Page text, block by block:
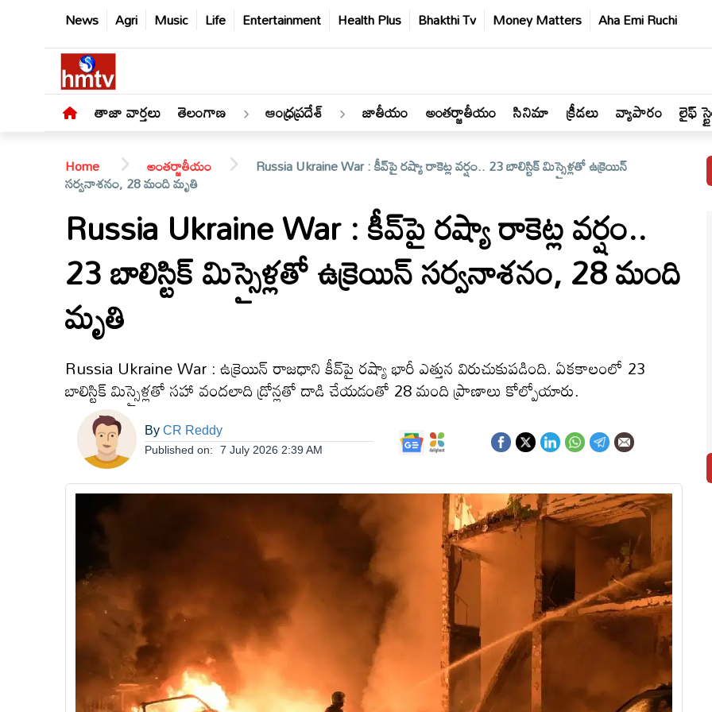
News Agri Music Life Entertainment Health Plus Bhakthi Tv Money Matters Aha Emi Ruchi
తాజా వార్తలు తెలంగాణ ఆంధ్రప్రదేశ్ జాతీయం అంతర్జాతీయం సినిమా క్రీడలు వ్యాపారం లైఫ్
తెలంగాణ
ఆంధ్రప్రదేశ్
అంతర్జాతీయం
Home అంతర్జాతీయం Russia Ukraine War : కీవ్‌పై రష్యా రాకెట్ల వర్షం.. 23 బాలిస్టిక్ మిస్సైళ్లతో ఉక్రెయిన్
సర్వనాశనం, 28 మంది మృతి
Russia Ukraine War : కీవ్‌పై రష్యా రాకెట్ల వర్షం..
23 బాలిస్టిక్ మిస్సైళ్లతో ఉక్రెయిన్ సర్వనాశనం, 28 మంది
మృతి
Russia Ukraine War : ఉక్రెయిన్ రాజధాని కీవ్‌పై రష్యా భారీ ఎత్తున విరుచుకుపడింది. ఏకకాలంలో 23
బాలిస్టిక్ మిస్సైళ్లతో సహా వందలాది డ్రోన్లతో దాడి చేయడంతో 28 మంది ప్రాణాలు కోల్పోయారు.
ByCR Reddy
Published on: 7 July 2026 2:39 AM